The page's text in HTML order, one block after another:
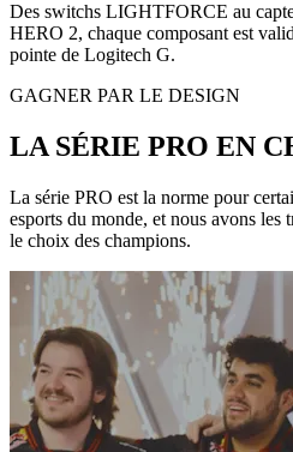
Des switchs LIGHTFORCE au
HERO 2, chaque composant est
pointe de Logitech G.
GAGNER PAR LE DESIGN
LA SÉRIE PRO EN
La série PRO est la norme pour
esports du monde, et nous avons les
le choix des champions.